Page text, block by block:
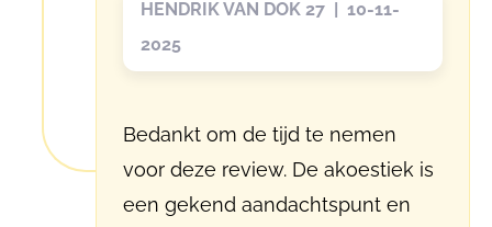
HENDRIK VAN DOK 27 | 10-11-
2025
Bedankt om de tijd te nemen
voor deze review. De akoestiek is
een gekend aandachtspunt en